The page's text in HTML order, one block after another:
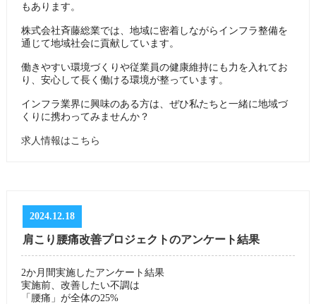
もあります。
株式会社斉藤総業では、地域に密着しながらインフラ整備を
通じて地域社会に貢献しています。
働きやすい環境づくりや従業員の健康維持にも力を入れてお
り、安心して長く働ける環境が整っています。
インフラ業界に興味のある方は、ぜひ私たちと一緒に地域づ
くりに携わってみませんか？
求人情報はこちら
2024.12.18
肩こり腰痛改善プロジェクトのアンケート結果
2か月間実施したアンケート結果
実施前、改善したい不調は
「腰痛」が全体の25%